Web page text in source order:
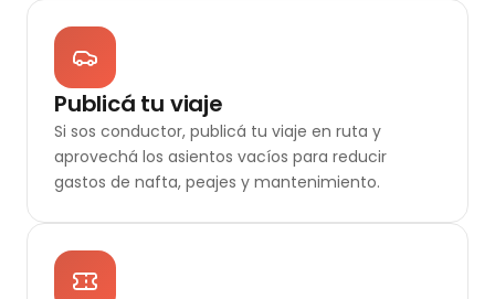
Publicá tu viaje
Si sos conductor, publicá tu viaje en ruta y
aprovechá los asientos vacíos para reducir
gastos de nafta, peajes y mantenimiento.